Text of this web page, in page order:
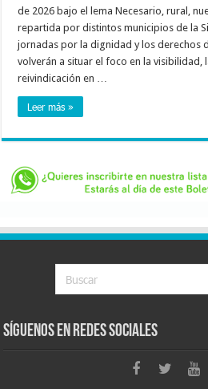
de 2026 bajo el lema Necesario, rural,
repartida por distintos municipios de la
jornadas por la dignidad y los derechos
volverán a situar el foco en la visibilidad,
reivindicación en …
Leer más »
Síguenos en Redes Sociales